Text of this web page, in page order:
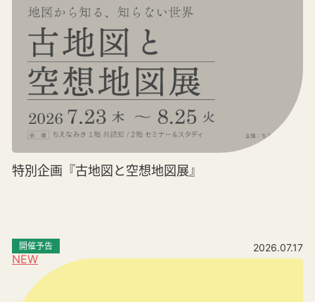
特別企画『古地図と空想地図展』
NEW
開催予告 2026.07.17